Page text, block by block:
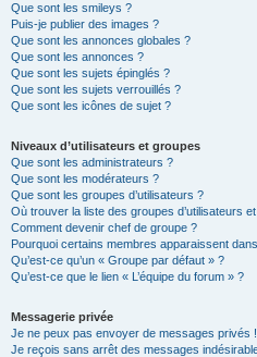
Que sont les smileys ?
Puis-je publier des images ?
Que sont les annonces globales ?
Que sont les annonces ?
Que sont les sujets épinglés ?
Que sont les sujets verrouillés ?
Que sont les icônes de sujet ?
Niveaux d’utilisateurs et groupes
Que sont les administrateurs ?
Que sont les modérateurs ?
Que sont les groupes d’utilisateurs ?
Où trouver la liste des groupes d’utilisateurs
Comment devenir chef de groupe ?
Pourquoi certains membres apparaissent
Qu’est-ce qu’un « Groupe par défaut » ?
Qu’est-ce que le lien « L’équipe du forum » ?
Messagerie privée
Je ne peux pas envoyer de messages privés !
Je reçois sans arrêt des messages